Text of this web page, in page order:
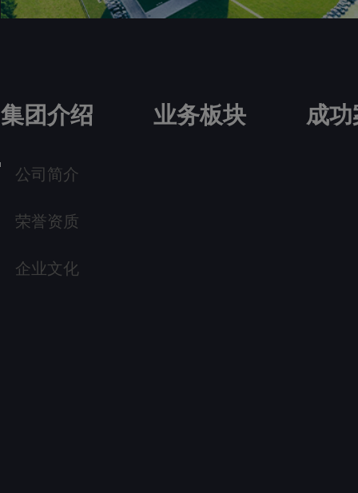
集团介绍
公司简介
荣誉资质
企业文化
业务板块 成